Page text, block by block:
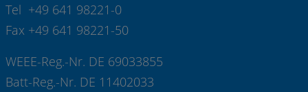
Tel +49 641 98221-0
Fax +49 641 98221-50
WEEE-Reg.-Nr. DE 69033855
Batt-Reg.-Nr. DE 11402033